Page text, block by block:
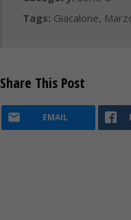
Tags: Giacalone,
Share This Post
EMAIL